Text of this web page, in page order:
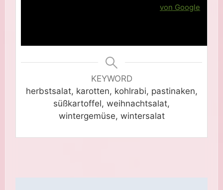
von Google
KEYWORD
herbstsalat, karotten, kohlrabi, pastinaken,
süßkartoffel, weihnachtsalat,
wintergemüse, wintersalat